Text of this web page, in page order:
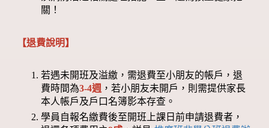
關！
【退費說明】
若遇未開班及溢繳，需退費至小朋友的帳戶，退
費時間為3-4週 ，若小朋友未開戶，則需提供家長
本人帳戶及戶口名簿影本存查。
學員自報名繳費後至開班上課日前申請退費者，